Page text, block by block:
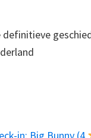
definitieve